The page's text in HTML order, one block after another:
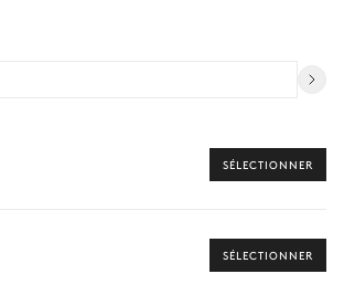
SÉLECTIONNER
SÉLECTIONNER